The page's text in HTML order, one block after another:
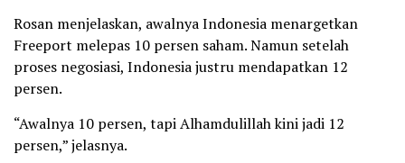
Rosan menjelaskan, awalnya Indonesia menargetkan
Freeport melepas 10 persen saham. Namun setelah
proses negosiasi, Indonesia justru mendapatkan 12
persen.
“Awalnya 10 persen, tapi Alhamdulillah kini jadi 12
persen,” jelasnya.